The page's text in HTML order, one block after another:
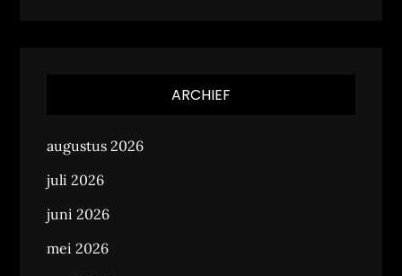
ARCHIEF
augustus 2026
juli 2026
juni 2026
mei 2026